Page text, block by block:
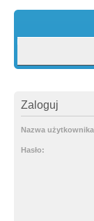
Zaloguj
Nazwa
Hasło: